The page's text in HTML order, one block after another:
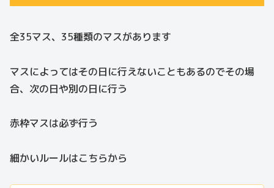
全35マス、35種類のマスがあります
マスによってはその日に行えないこともあるのでその場
合、次の日や別の日に行う
赤枠マスは必ず行う
細かいルールはこちらから